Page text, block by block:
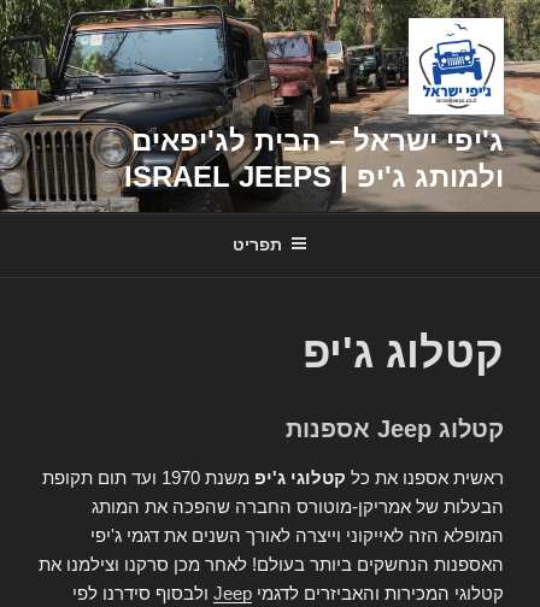
דילוג
לתוכן
ג'יפי ישראל – הבית לג'יפאים
ולמותג ג'יפ | ISRAEL JEEPS
תפריט
קטלוג ג'יפ
קטלוג Jeep אספנות
ראשית אספנו את כל קטלוגי ג'יפ
משנת 1970 ועד תום תקופת
הבעלות של אמריקן-מוטורס החברה שהפכה את המותג
המופלא הזה לאייקוני וייצרה לאורך השנים את דגמי ג'יפי
האספנות הנחשקים ביותר בעולם! לאחר מכן סרקנו וצילמנו את
קטלוגי המכירות והאביזרים לדגמי Jeep ולבסוף סידרנו לפי